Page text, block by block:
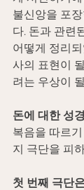
불신앙을 포
다. 돈과 관련
어떻게 정리
사의 표현이
려는 우상이
돈에 대한 성
복음을 따르
지 극단을 피
첫 번째 극단